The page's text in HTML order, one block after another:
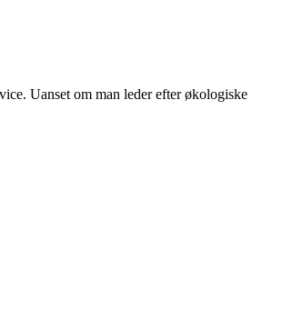
Uanset om man leder efter økologiske